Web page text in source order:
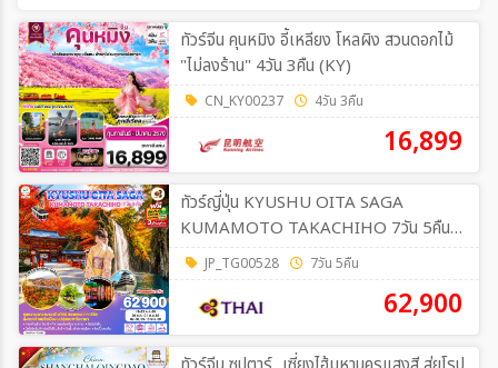
ทัวร์จีน คุนหมิง อี้เหลียง โหลผิง สวนดอกไม้
"ไม่ลงร้าน" 4วัน 3คืน (KY)
CN_KY00237 4วัน 3คืน
16,899
ทัวร์ญี่ปุ่น KYUSHU OITA SAGA
KUMAMOTO TAKACHIHO 7วัน 5คืน
[TG]JP_TG00528 7วัน 5คืน
62,900